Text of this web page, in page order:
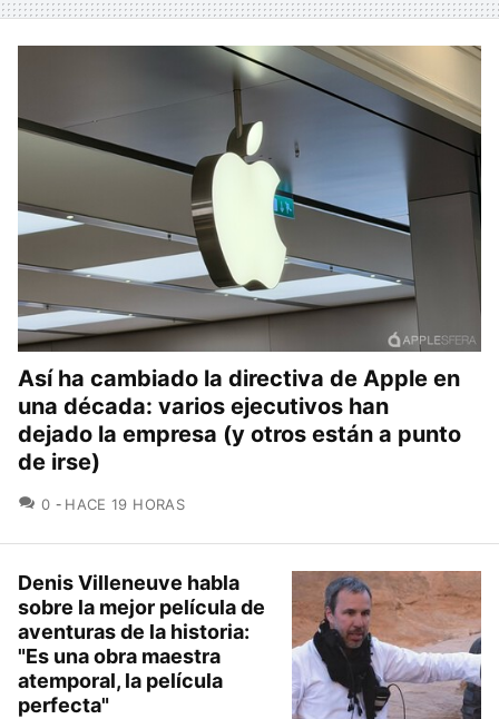
Así ha cambiado la directiva de Apple en
una década: varios ejecutivos han
dejado la empresa (y otros están a punto
de irse)
0 COMENTARIOS
HACE 19 HORAS
Denis Villeneuve habla
sobre la mejor película de
aventuras de la historia:
"Es una obra maestra
atemporal, la película
perfecta"